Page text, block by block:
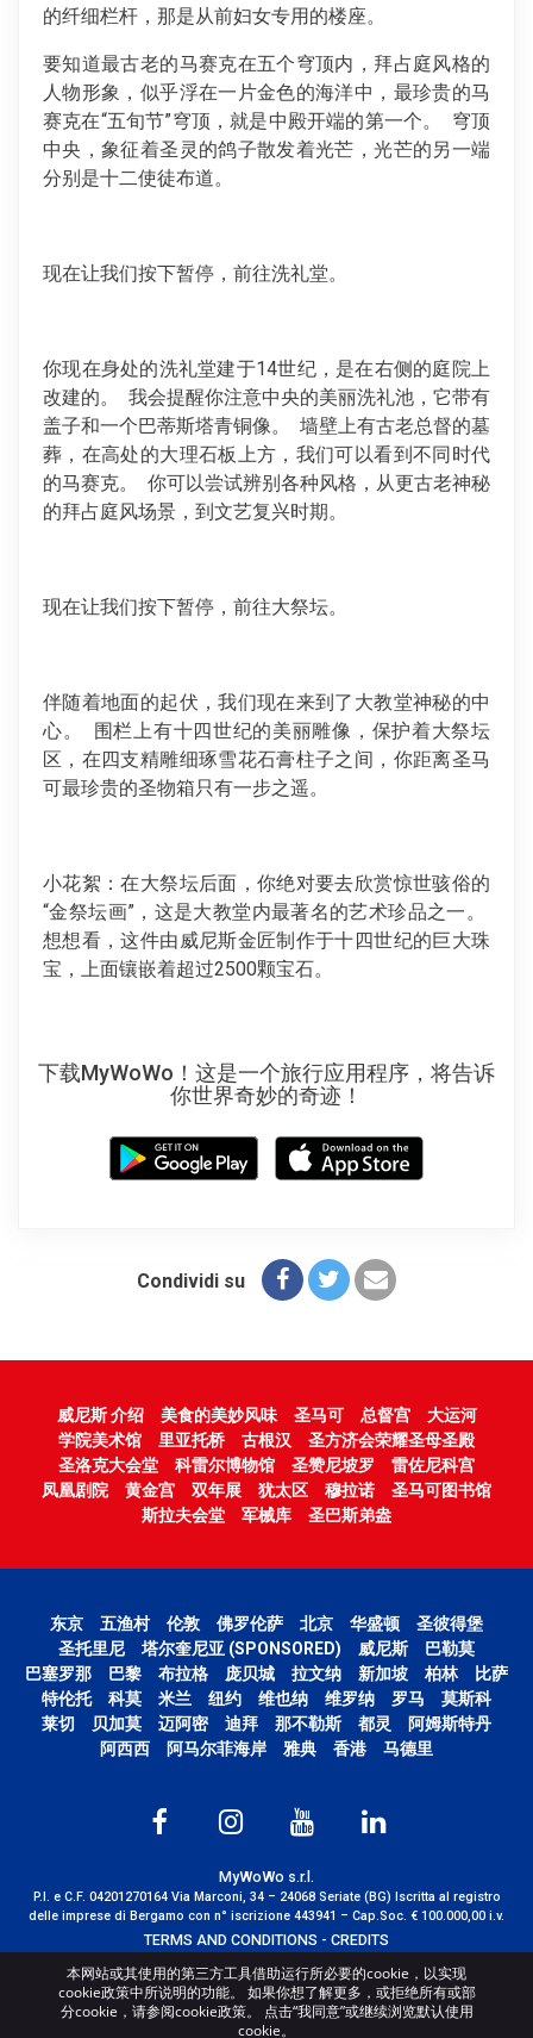
的纤细栏杆，那是从前妇女专用的楼座。
要知道最古老的马赛克在五个穹顶内，拜占庭风格的
人物形象，似乎浮在一片金色的海洋中，最珍贵的马
赛克在“五旬节”穹顶，就是中殿开端的第一个。 穹顶
中央，象征着圣灵的鸽子散发着光芒，光芒的另一端
分别是十二使徒布道。
现在让我们按下暂停，前往洗礼堂。
你现在身处的洗礼堂建于14世纪，是在右侧的庭院上
改建的。 我会提醒你注意中央的美丽洗礼池，它带有
盖子和一个巴蒂斯塔青铜像。 墙壁上有古老总督的墓
葬，在高处的大理石板上方，我们可以看到不同时代
的马赛克。 你可以尝试辨别各种风格，从更古老神秘
的拜占庭风场景，到文艺复兴时期。
现在让我们按下暂停，前往大祭坛。
伴随着地面的起伏，我们现在来到了大教堂神秘的中
心。 围栏上有十四世纪的美丽雕像，保护着大祭坛
区，在四支精雕细琢雪花石膏柱子之间，你距离圣马
可最珍贵的圣物箱只有一步之遥。
小花絮：在大祭坛后面，你绝对要去欣赏惊世骇俗的
“金祭坛画”，这是大教堂内最著名的艺术珍品之一。
想想看，这件由威尼斯金匠制作于十四世纪的巨大珠
宝，上面镶嵌着超过2500颗宝石。
下载MyWoWo！这是一个旅行应用程序，将告诉
你世界奇妙的奇迹！
Condividi su
威尼斯 介绍 美食的美妙风味 圣马可 总督宫
大运河
学院美术馆
里亚托桥 古根汉
圣方济会荣耀圣母圣殿
圣洛克大会堂
科雷尔博物馆 圣赞尼坡罗
雷佐尼科宫
凤凰剧院
黄金宫 双年展 犹太区 穆拉诺
圣马可图书馆
斯拉夫会堂
军械库 圣巴斯弟盎
东京 五渔村 伦敦 佛罗伦萨 北京 华盛顿
圣彼得堡
圣托里尼
塔尔奎尼亚 (SPONSORED) 威尼斯
巴勒莫
巴塞罗那
巴黎 布拉格 庞贝城 拉文纳 新加坡 柏林
比萨
特伦托
科莫 米兰 纽约 维也纳 维罗纳 罗马
莫斯科
莱切
贝加莫 迈阿密 迪拜 那不勒斯 都灵
阿姆斯特丹
阿西西
阿马尔菲海岸 雅典 香港 马德里
MyWoWo s.r.l.
P.I. e C.F. 04201270164 Via Marconi, 34 – 24068 Seriate (BG) Iscritta al registro
delle imprese di Bergamo con n° iscrizione 443941 – Cap.Soc. € 100.000,00 i.v.
TERMS AND CONDITIONS - CREDITS
本网站或其使用的第三方工具借助运行所必要的cookie，以实现
cookie政策中所说明的功能。 如果你想了解更多，或拒绝所有或部
分cookie，请参阅cookie政策。 点击“我同意”或继续浏览默认使用
cookie。